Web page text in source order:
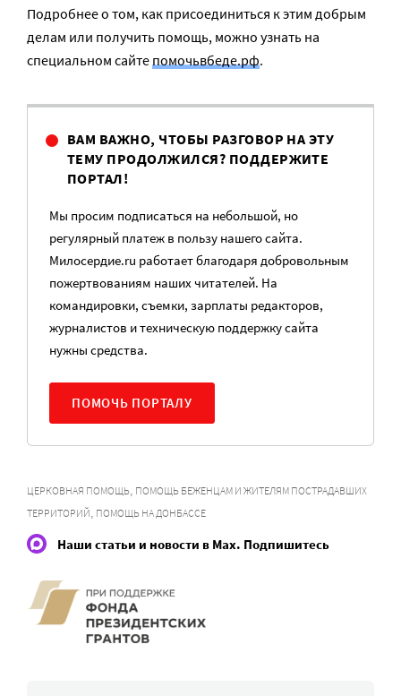
Подробнее о том, как присоединиться к этим добрым
делам или получить помощь, можно узнать на
специальном сайтепомочьвбеде.рф.
ВАМ ВАЖНО, ЧТОБЫ РАЗГОВОР НА ЭТУ
ТЕМУ ПРОДОЛЖИЛСЯ? ПОДДЕРЖИТЕ
ПОРТАЛ!
Мы просим подписаться на небольшой, но
регулярный платеж в пользу нашего сайта.
Милосердие.ru работает благодаря добровольным
пожертвованиям наших читателей. На
командировки, съемки, зарплаты редакторов,
журналистов и техническую поддержку сайта
нужны средства.
ПОМОЧЬ ПОРТАЛУ
ЦЕРКОВНАЯ ПОМОЩЬ, ПОМОЩЬ БЕЖЕНЦАМ И ЖИТЕЛЯМ ПОСТРАДАВШИХ
ТЕРРИТОРИЙ, ПОМОЩЬ НА ДОНБАССЕ
Наши статьи и новости в Max. Подпишитесь